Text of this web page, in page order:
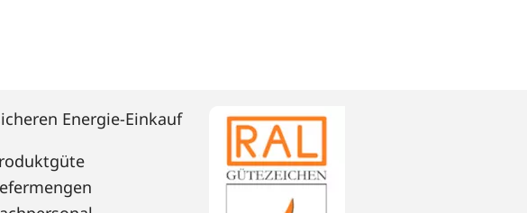
Energie-Einkauf